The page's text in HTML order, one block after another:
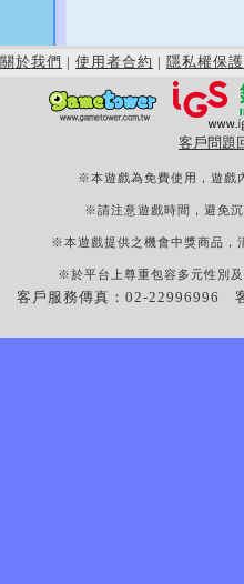
關於我們 | 使用者合約 | 隱私權保護
客戶問題
※本遊戲為免費使用，遊戲
※請注意遊戲時間，避免
※本遊戲提供之機會中獎商品，
※於平台上尊重包容多元性別
客戶服務傳真：02-22996996